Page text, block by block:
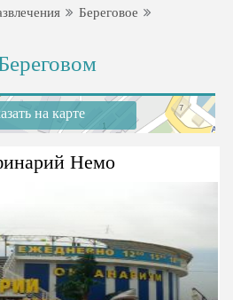
Береговое
на карте
Немо